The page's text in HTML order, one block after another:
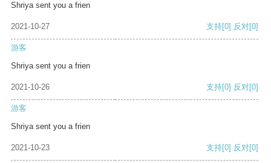
Shriya sent you a frien
2021-10-27 支持[0] 反对[0]
游客
Shriya sent you a frien
2021-10-26 支持[0] 反对[0]
游客
Shriya sent you a frien
2021-10-23 支持[0] 反对[0]